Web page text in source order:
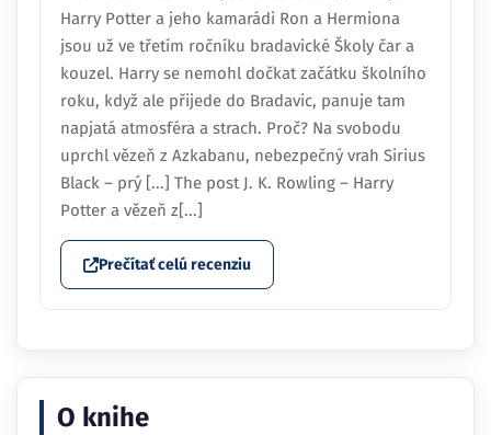
Harry Potter a jeho kamarádi Ron a Hermiona
jsou už ve třetím ročníku bradavické Školy čar a
kouzel. Harry se nemohl dočkat začátku školního
roku, když ale přijede do Bradavic, panuje tam
napjatá atmosféra a strach. Proč? Na svobodu
uprchl vězeň z Azkabanu, nebezpečný vrah Sirius
Black – prý [...] The post J. K. Rowling – Harry
Potter a vězeň z[...]
Prečítať celú recenziu
O knihe